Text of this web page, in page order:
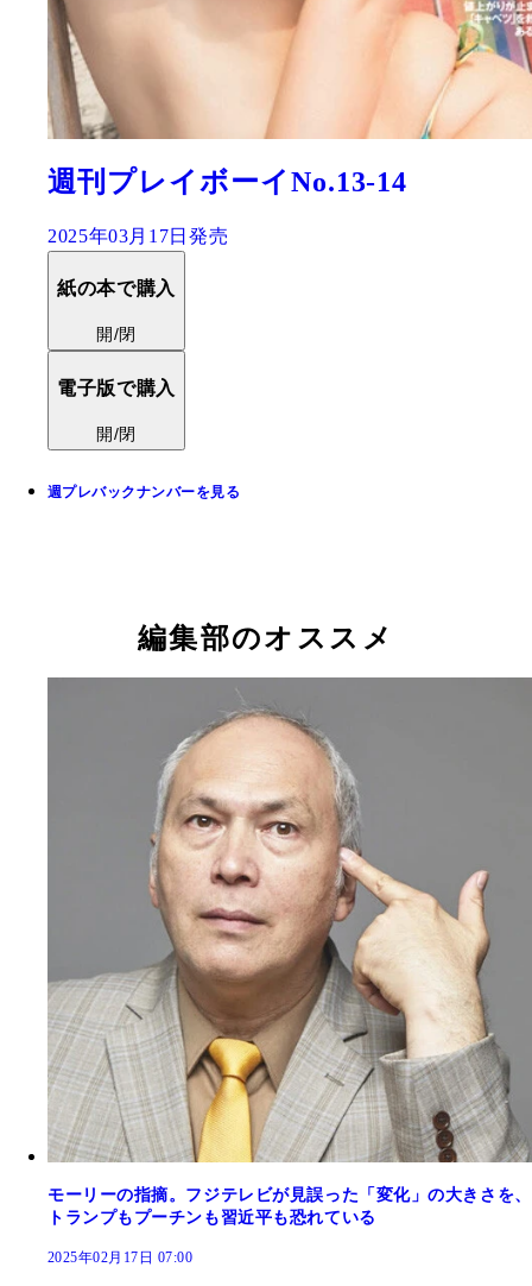
週刊プレイボーイNo.13-14
2025年03月17日発売
紙の本で購入
開/閉
電子版で購入
開/閉
週プレバックナンバーを見る
編集部のオススメ
モーリーの指摘。フジテレビが見誤った「変化」の大きさを、
トランプもプーチンも習近平も恐れている
2025年02月17日 07:00